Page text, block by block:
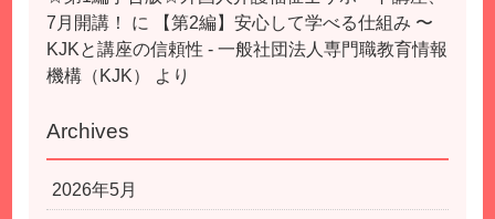
7月開講！
に
【第2編】安心して学べる仕組み 〜
KJKと講座の信頼性 - 一般社団法人専門職教育情報
機構（KJK）
より
Archives
2026年5月